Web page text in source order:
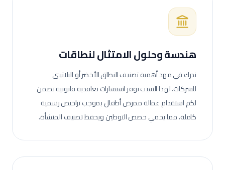
هندسة وحلول الامتثال لنطاقات
ندرك في مهد أهمية تصنيف النطاق الأخضر أو البلاتيني
للشركات. لهذا السبب نوفر استشارات تعاقدية قانونية تضمن
لكم استقدام عمالةممرض أطفالبموجب تراخيص رسمية
كاملة، مما يحمي حصص التوطين ويحفظ تصنيف المنشأة.